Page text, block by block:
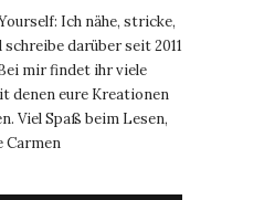
Ich nähe, stricke,
darüber seit 2011
mir findet ihr viele
denen eure Kreationen
Viel Spaß beim Lesen,
Carmen